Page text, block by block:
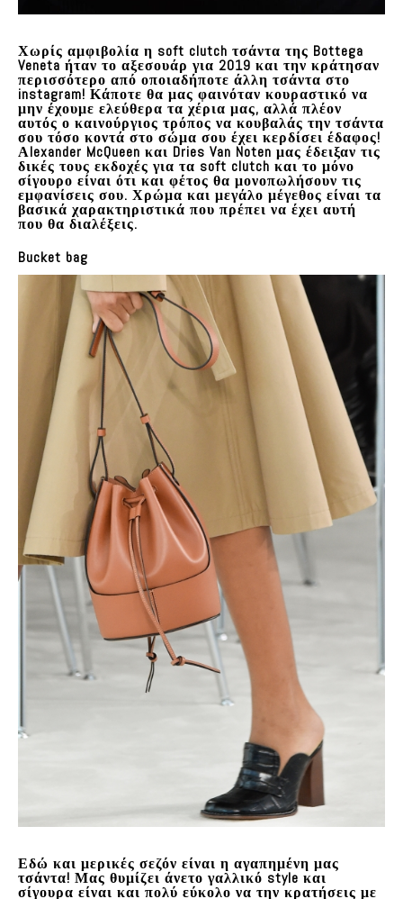
Χωρίς αμφιβολία η soft clutch τσάντα της Bottega
Veneta ήταν το αξεσουάρ για 2019 και την κράτησαν
περισσότερο από οποιαδήποτε άλλη τσάντα στο
instagram! Κάποτε θα μας φαινόταν κουραστικό να
μην έχουμε ελεύθερα τα χέρια μας, αλλά πλέον
αυτός ο καινούργιος τρόπος να κουβαλάς την τσάντα
σου τόσο κοντά στο σώμα σου έχει κερδίσει έδαφος!
Αlexander McQueen και Dries Van Noten μας έδειξαν τις
δικές τους εκδοχές για τα soft clutch και το μόνο
σίγουρο είναι ότι και φέτος θα μονοπωλήσουν τις
εμφανίσεις σου. Χρώμα και μεγάλο μέγεθος είναι τα
βασικά χαρακτηριστικά που πρέπει να έχει αυτή
που θα διαλέξεις.
Bucket bag
Εδώ και μερικές σεζόν είναι η αγαπημένη μας
τσάντα! Μας θυμίζει άνετο γαλλικό style και
σίγουρα είναι και πολύ εύκολο να την κρατήσεις με